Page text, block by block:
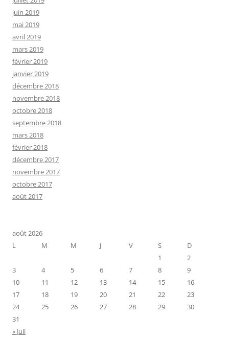
juin 2019
mai 2019
avril 2019
mars 2019
février 2019
janvier 2019
décembre 2018
novembre 2018
octobre 2018
septembre 2018
mars 2018
février 2018
décembre 2017
novembre 2017
octobre 2017
août 2017
août 2026
L
M M J V S
D
1
2
3
4 5 6 7 8
9
10
11 12 13 14 15
16
17
18 19 20 21 22
23
24
25 26 27 28 29
30
31
« Juil